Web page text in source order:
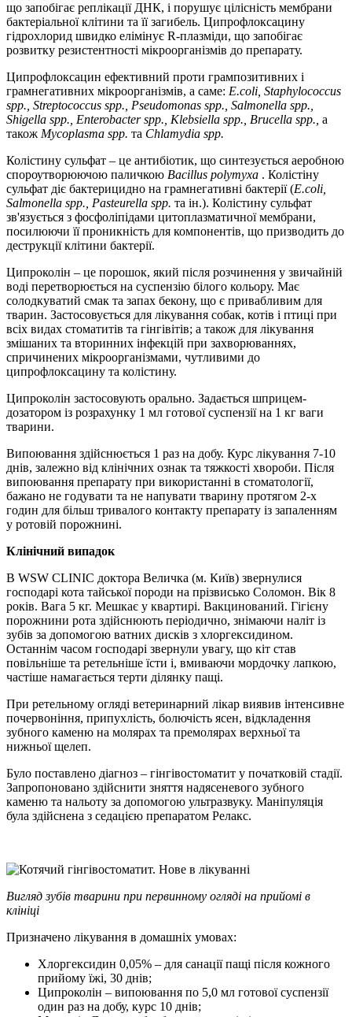
що запобігає реплікації ДНК, і порушує цілісність мембрани
бактеріальної клітини та її загибель. Ципрофлоксацину
гідрохлорид швидко елімінує R-плазміди, що запобігає
розвитку резистентності мікроорганізмів до препарату.
Ципрофлоксацин ефективний проти грампозитивних і
грамнегативних мікроорганізмів, а саме: E.coli, Staphylococcus
spp., Streptococcus spp., Pseudomonas spp., Salmonella spp.,
Shigella spp., Enterobacter spp., Klebsiella spp., Brucella spp., а
також Mycoplasma spp. та Chlamydia spp.
Колістину сульфат – це антибіотик, що синтезується аеробною
спороутворюючою паличкою Bacillus polymyxa . Колістіну
сульфат діє бактерицидно на грамнегативні бактерії (E.сoli,
Salmonella spp., Pasteurella spp. та ін.). Колістину сульфат
зв'язується з фосфоліпідами цитоплазматичної мембрани,
посилюючи її проникність для компонентів, що призводить до
деструкції клітини бактерії.
Ципроколін – це порошок, який після розчинення у звичайній
воді перетворюється на суспензію білого кольору. Має
солодкуватий смак та запах бекону, що є привабливим для
тварин. Застосовується для лікування собак, котів і птиці при
всіх видах стоматитів та гінгівітів; а також для лікування
змішаних та вторинних інфекцій при захворюваннях,
спричинених мікроорганізмами, чутливими до
ципрофлоксацину та колістину.
Ципроколін застосовують орально. Задається шприцем-
дозатором із розрахунку 1 мл готової суспензії на 1 кг ваги
тварини.
Випоювання здійснюється 1 раз на добу. Курс лікування 7-10
днів, залежно від клінічних ознак та тяжкості хвороби. Після
випоювання препарату при використанні в стоматології,
бажано не годувати та не напувати тварину протягом 2-х
годин для більш тривалого контакту препарату із запаленням
у ротовій порожнині.
Клінічний випадок
В WSW CLINIC доктора Величка (м. Київ) звернулися
господарі кота тайської породи на прізвисько Соломон. Вік 8
років. Вага 5 кг. Мешкає у квартирі. Вакцинований. Гігієну
порожнини рота здійснюють періодично, знімаючи наліт із
зубів за допомогою ватних дисків з хлоргексидином.
Останнім часом господарі звернули увагу, що кіт став
повільніше та ретельніше їсти і, вмиваючи мордочку лапкою,
частіше намагається терти ділянку пащі.
При ретельному огляді ветеринарний лікар виявив інтенсивне
почервоніння, припухлість, болючість ясен, відкладення
зубного каменю на молярах та премолярах верхньої та
нижньої щелеп.
Було поставлено діагноз – гінгівостоматит у початковій стадії.
Запропоновано здійснити зняття надясеневого зубного
каменю та нальоту за допомогою ультразвуку. Маніпуляція
була здійснена з седацією препаратом Релакс.
Вигляд зубів тварини при первинному огляді на прийомі в
клініці
Призначено лікування в домашніх умовах:
Хлоргексидин 0,05% – для санації пащі після кожного
прийому їжі, 30 днів;
Ципроколін – випоювання по 5,0 мл готової суспензії
один раз на добу, курс 10 днів;